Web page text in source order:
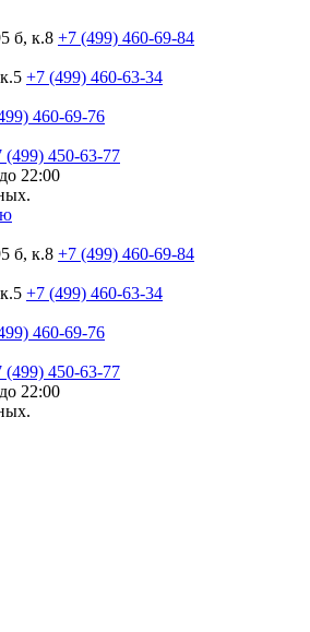
б, к.8 +7 (499) 460-69-84
+7 (499) 460-63-34
460-69-76
(499) 450-63-77
22:00
б, к.8 +7 (499) 460-69-84
+7 (499) 460-63-34
460-69-76
(499) 450-63-77
22:00